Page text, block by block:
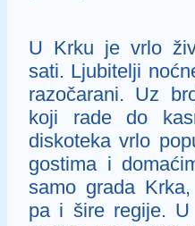
U Krku je vrlo
sati. Ljubitelji
razočarani. Uz
koji rade do
diskoteka vrlo
gostima i
samo grada
pa i šire regije. U